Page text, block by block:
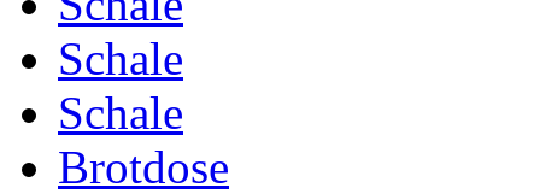
Schale
Schale
Brotdose